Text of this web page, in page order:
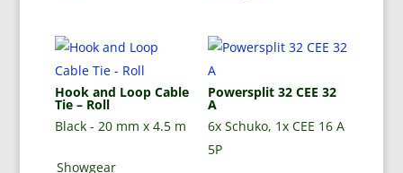
Hook and Loop Cable
Tie – Roll
Black - 20 mm x 4.5 m
Showgear
Powersplit 32 CEE 32
A
6x Schuko, 1x CEE 16 A
5P